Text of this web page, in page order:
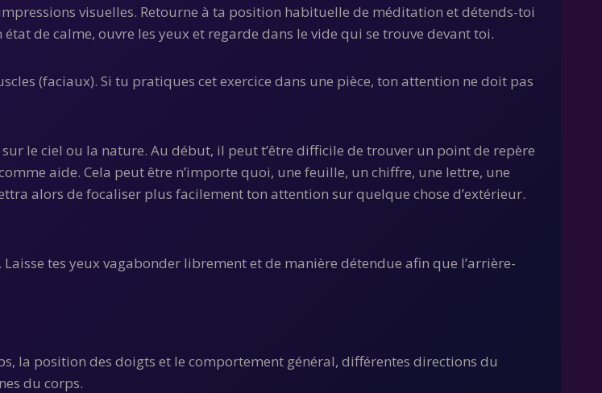
visuelles. Retourne à ta position habituelle de méditation et détends-toi
de calme, ouvre les yeux et regarde dans le vide qui se trouve devant toi.
(faciaux). Si tu pratiques cet exercice dans une pièce, ton attention ne doit pas
le ciel ou la nature. Au début, il peut t’être difficile de trouver un point de repère
aide. Cela peut être n’importe quoi, une feuille, un chiffre, une lettre, une
alors de focaliser plus facilement ton attention sur quelque chose d’extérieur.
tes yeux vagabonder librement et de manière détendue afin que l’arrière-
la position des doigts et le comportement général, différentes directions du
du corps.